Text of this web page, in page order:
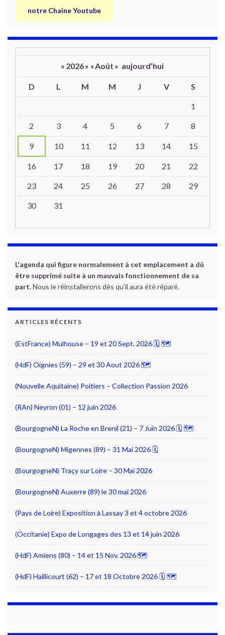
notre Chaine Youtube
« 2026» «Août » aujourd’hui
D L M M J V S
1
2 3 4 5 6 7 8
9 10 11 12 13 14 15
16 17 18 19 20 21 22
23 24 25 26 27 28 29
30 31
L'agenda qui figure normalement à cet emplacement a dû
être supprimé suite à un mauvais fonctionnement de sa
part.Nous le réinstallerons dès qu'il aura été réparé.
ARTICLES RÉCENTS
(EstFrance) Mulhouse – 19 et 20 Sept. 2026 🗓 🗺
(HdF) Oignies (59) – 29 et 30 Aout 2026 🗺
(Nouvelle Aquitaine) Poitiers – Collection Passion 2026
(RAn) Neyron (01) – 12 juin 2026
(BourgogneN) La Roche en Brenil (21) – 7 Juin 2026 🗓 🗺
(BourgogneN) Migennes (89) – 31 Mai 2026 🗓
(BourgogneN) Traçy sur Loire – 30 Mai 2026
(BourgogneN) Auxerre (89) le 30 mai 2026
(Pays de Loire) Exposition à Lassay 3 et 4 octobre 2026
(Occitanie) Expo de Longages des 13 et 14 juin 2026
(HdF) Amiens (80) – 14 et 15 Nov. 2026 🗺
(HdF) Haillicourt (62) – 17 et 18 Octobre 2026 🗓 🗺